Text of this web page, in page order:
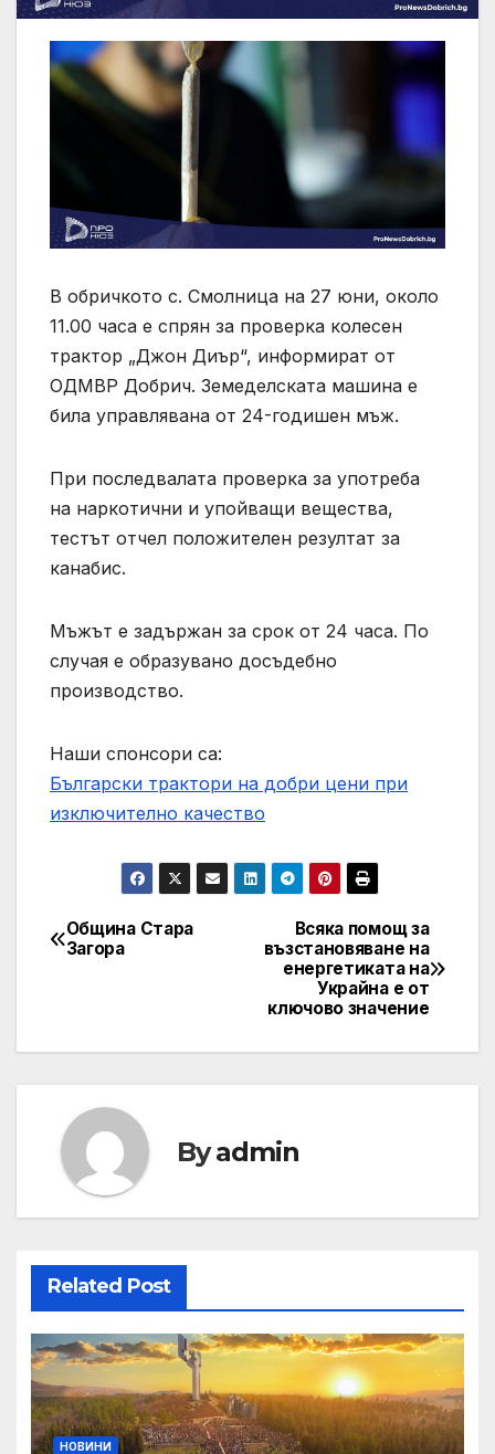
В обричкото с. Смолница на 27 юни, около
11.00 часа е спрян за проверка колесен
трактор „Джон Диър“, информират от
ОДМВР Добрич. Земеделската машина е
била управлявана от 24-годишен мъж.
При последвалата проверка за употреба
на наркотични и упойващи вещества,
тестът отчел положителен резултат за
канабис.
Мъжът е задържан за срок от 24 часа. По
случая е образувано досъдебно
производство.
Наши спонсори са:
Български трактори на добри цени при
изключително качество
Post
Всяка помощ за
възстановяване на
енергетиката на
Украйна е от
ключово значение
Община Стара
Загора
Byadmin
Related Post
НОВИНИ